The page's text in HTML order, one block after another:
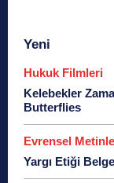
Yeni
Hukuk Filmleri
Kelebekler
Butterflies
Evrensel
Yargı Etiği